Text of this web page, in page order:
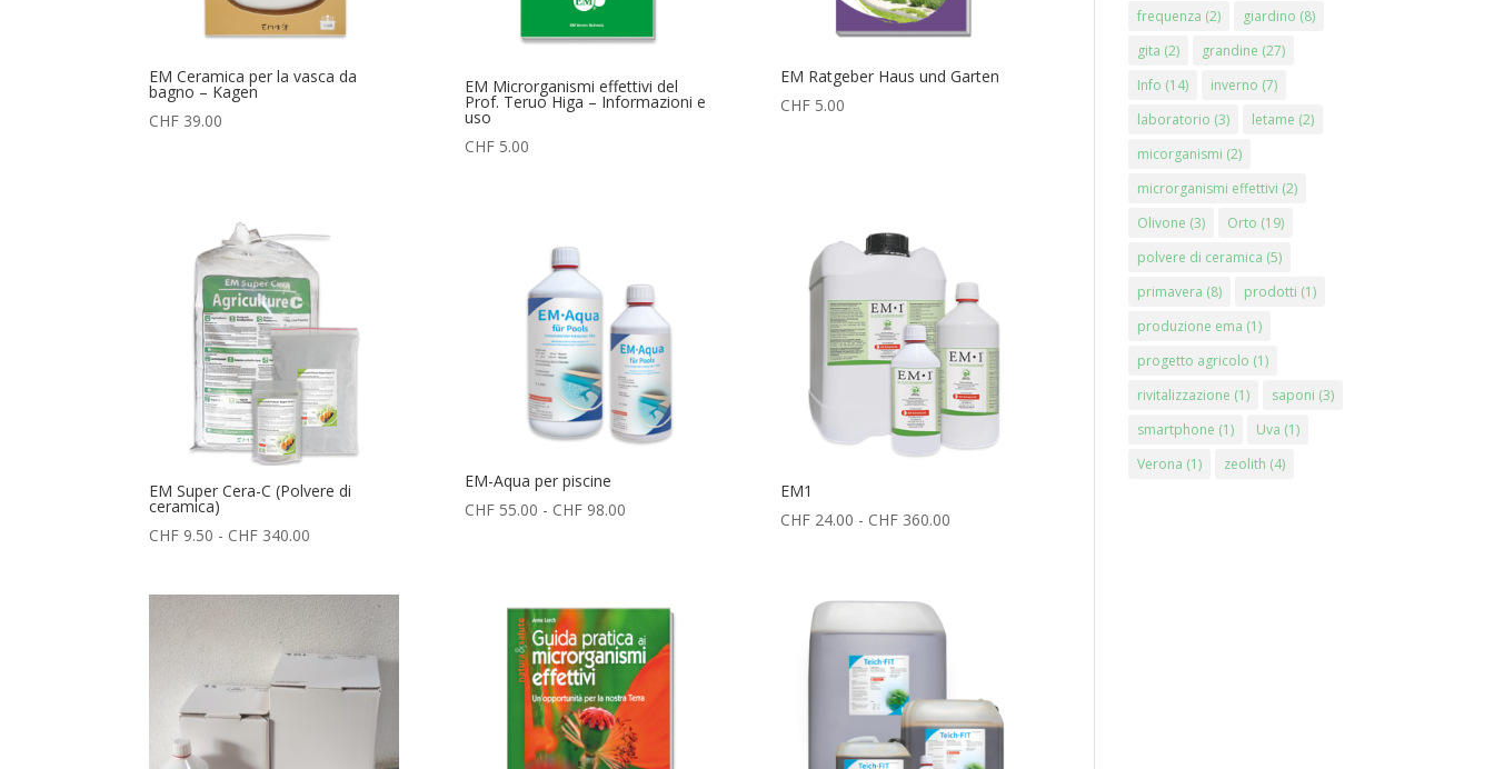
EM Ceramica per la vasca da
bagno – Kagen
CHF 39.00
EM Microrganismi effettivi del
Prof. Teruo Higa – Informazioni e
uso
CHF5.00
EM Ratgeber Haus und Garten
CHF5.00
EM Super Cera-C (Polvere di
ceramica)
CHF 9.50 - CHF 340.00
CHF 9.50
CHF 340.00
EM-Aqua per piscine
CHF55.00 - CHF98.00Fascia
CHF 55.00
a
CHF 98.00
EM1
CHF24.00 - CHF360.00Fascia
frequenza (2) giardino (8)
gita (2) grandine (27)
Info (14) inverno (7)
laboratorio (3) letame (2)
micorganismi (2)
microrganismi effettivi (2)
Olivone (3) Orto (19)
polvere di ceramica (5)
primavera (8) prodotti (1)
produzione ema (1)
progetto agricolo (1)
rivitalizzazione (1) saponi (3)
smartphone (1) Uva (1)
Verona (1) zeolith (4)